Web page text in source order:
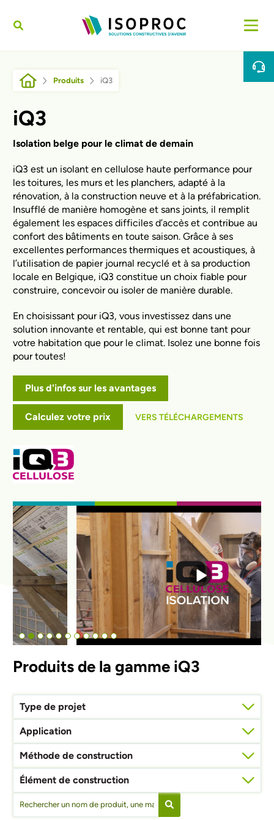
Fil d'Ariane
Produits iQ3
iQ3
Isolation belge pour le climat de demain
iQ3 est un isolant en cellulose haute performance pour
les toitures, les murs et les planchers, adapté à la
rénovation, à la construction neuve et à la préfabrication.
Insufflé de manière homogène et sans joints, il remplit
également les espaces difficiles d’accès et contribue au
confort des bâtiments en toute saison. Grâce à ses
excellentes performances thermiques et acoustiques, à
l’utilisation de papier journal recyclé et à sa production
locale en Belgique, iQ3 constitue un choix fiable pour
construire, concevoir ou isoler de manière durable.
En choisissant pour iQ3, vous investissez dans une
solution innovante et rentable, qui est bonne tant pour
votre habitation que pour le climat. Isolez une bonne fois
pour toutes!
Plus d'infos sur les avantages
Calculez votre prix VERS TÉLÉCHARGEMENTS
Produits de la gamme iQ3
Type de projet
Application
Méthode de construction
Élément de construction